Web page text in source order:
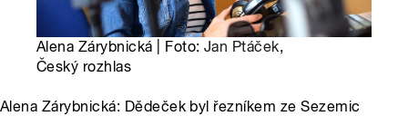
Alena Zárybnická | Foto: Jan Ptáček,
Český rozhlas
Alena Zárybnická: Dědeček byl řezníkem ze Sezemic